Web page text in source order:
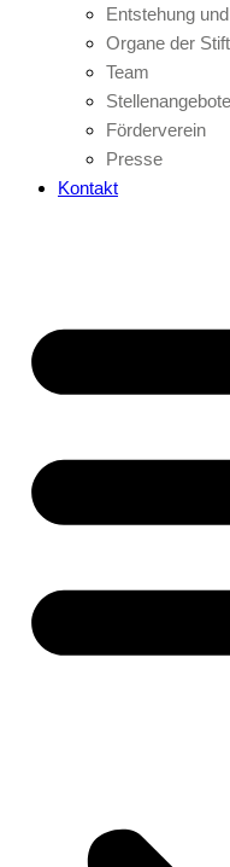
Entstehung
Organe der
Team
Stellenangebote
Förderverein
Presse
Kontakt